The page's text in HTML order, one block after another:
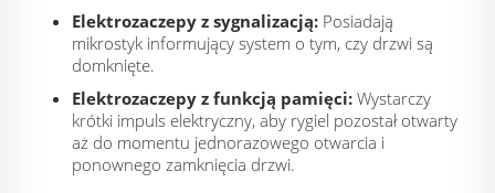
Elektrozaczepy z sygnalizacją: Posiadają
mikrostyk informujący system o tym, czy drzwi są
domknięte.
Elektrozaczepy z funkcją pamięci: Wystarczy
krótki impuls elektryczny, aby rygiel pozostał otwarty
aż do momentu jednorazowego otwarcia i
ponownego zamknięcia drzwi.